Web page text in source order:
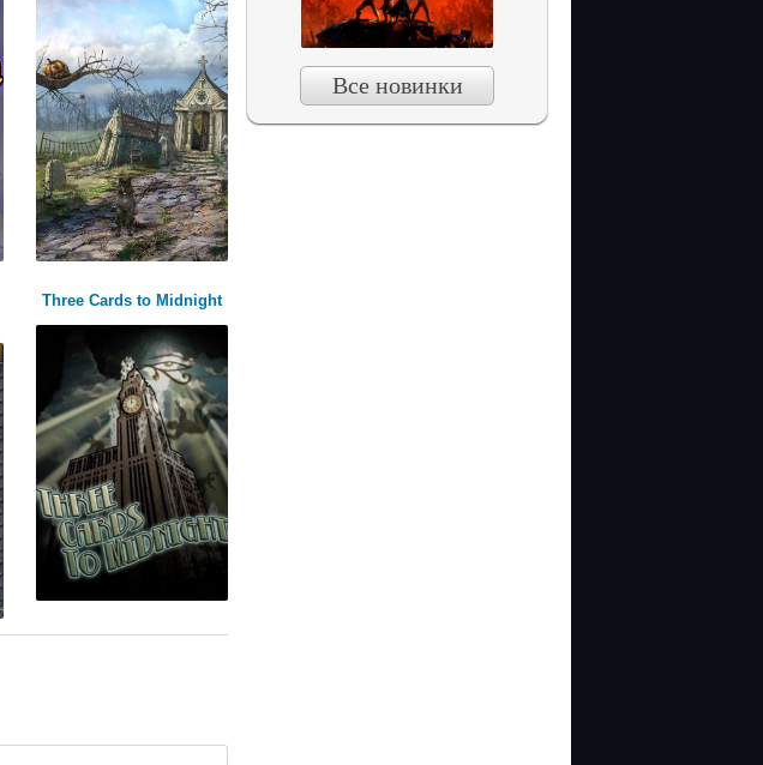
Three Cards to Midnight
Все новинки